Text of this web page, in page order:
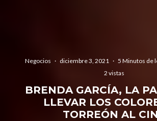
Negocios · diciembre 3, 2021 · 5 Minutos de
2 vistas
BRENDA GARCÍA, LA
LLEVAR LOS
TORREÓN AL